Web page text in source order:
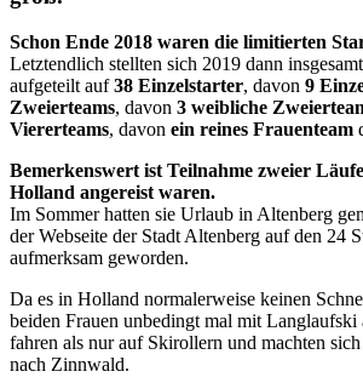
Schon Ende 2018 waren die limitierten
Letztendlich stellten sich 2019 dann insgesamt
aufgeteilt auf38 Einzelstarter, davon 9
Zweierteams, davon 3 weibliche
Viererteams, davon ein reines Frauenteam
Bemerkenswert ist Teilnahme zweier
Holland angereist waren.
Im Sommer hatten sie Urlaub in Altenberg
der Webseite der Stadt Altenberg auf den 24
aufmerksam geworden.
Da es in Holland normalerweise keinen
beiden Frauen unbedingt mal mit Langlaufski
fahren als nur auf Skirollern und machten
nach Zinnwald.